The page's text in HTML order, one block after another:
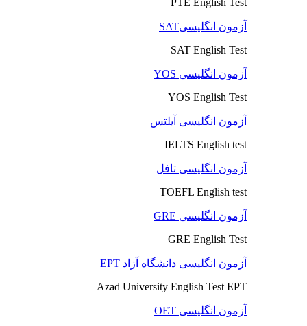
آزمون انگلیسیSAT
SAT English Test
آزمون انگلیسی YOS
YOS English Test
آزمون انگلیسی آیلتس
IELTS English test
آزمون انگلیسی تافل
TOEFL English test
آزمون انگلیسی GRE
GRE English Test
آزمون انگلیسی دانشگاه آزاد EPT
Azad University English Test EPT
آزمون انگلیسی OET